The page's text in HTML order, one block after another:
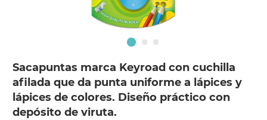
Sacapuntas marca Keyroad con cuchilla
afilada que da punta uniforme a lápices y
lápices de colores. Diseño práctico con
depósito de viruta.